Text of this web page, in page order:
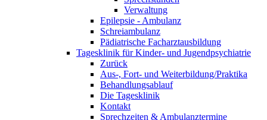
Verwaltung
Epilepsie - Ambulanz
Schreiambulanz
Pädiatrische Facharztausbildung
Tagesklinik für Kinder- und Jugendpsychiatrie
Zurück
Aus-, Fort- und Weiterbildung/Praktika
Behandlungsablauf
Die Tagesklinik
Kontakt
Sprechzeiten & Ambulanztermine